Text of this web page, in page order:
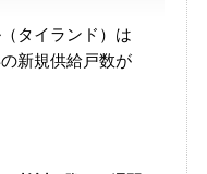
タイランド）は
新規供給戸数が